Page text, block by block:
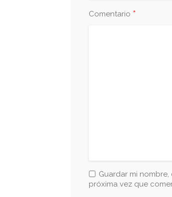
Comentario *
Guardar mi
próxima vez que